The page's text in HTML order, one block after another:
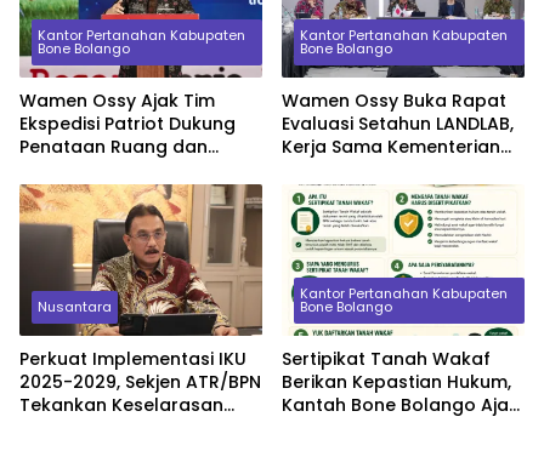
Kantor Pertanahan Kabupaten
Bone Bolango
Wamen Ossy Ajak Tim
Ekspedisi Patriot Dukung
Penataan Ruang dan
Pertanahan di Kawasan
Transmigrasi
Kantor Pertanahan Kabupaten
Bone Bolango
Wamen Ossy Buka Rapat
Evaluasi Setahun LANDLAB,
Kerja Sama Kementerian
Nusantara
Perkuat Implementasi IKU
2025-2029, Sekjen ATR/BPN
Tekankan Keselarasan
Kantor Pertanahan Kabupaten
Bone Bolango
Sertipikat Tanah Wakaf
Berikan Kepastian Hukum,
Kantah Bone Bolango Ajak